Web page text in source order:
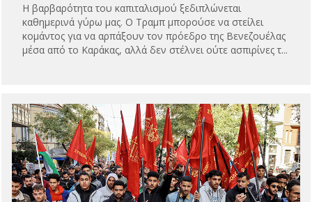
Η βαρβαρότητα του καπιταλισμού ξεδιπλώνεται
καθημερινά γύρω μας. Ο Τραμπ μπορούσε να στείλει
κομάντος για να αρπάξουν τον πρόεδρο της Βενεζουέλας
μέσα από το Καράκας, αλλά δεν στέλνει ούτε ασπιρίνες τ...